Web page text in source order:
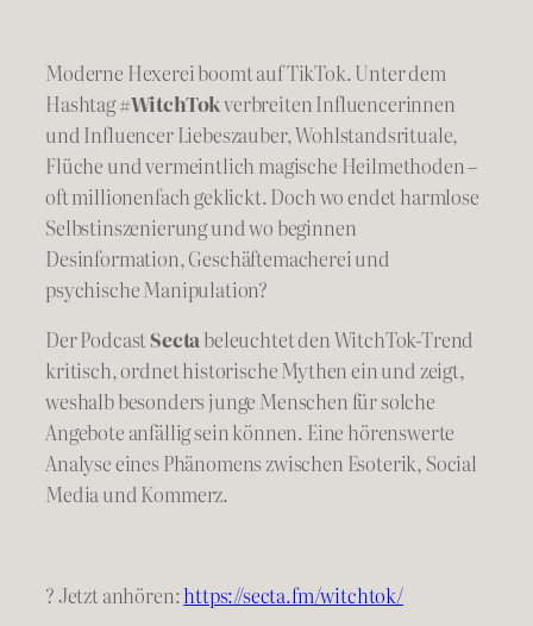
Moderne Hexerei boomt auf TikTok. Unter dem
Hashtag#WitchTokverbreiten Influencerinnen
und Influencer Liebeszauber, Wohlstandsrituale,
Flüche und vermeintlich magische Heilmethoden –
oft millionenfach geklickt. Doch wo endet harmlose
Selbstinszenierung und wo beginnen
Desinformation, Geschäftemacherei und
psychische Manipulation?
Der PodcastSectabeleuchtet den WitchTok-Trend
kritisch, ordnet historische Mythen ein und zeigt,
weshalb besonders junge Menschen für solche
Angebote anfällig sein können. Eine hörenswerte
Analyse eines Phänomens zwischen Esoterik, Social
Media und Kommerz.
? Jetzt anhören:https://secta.fm/witchtok/